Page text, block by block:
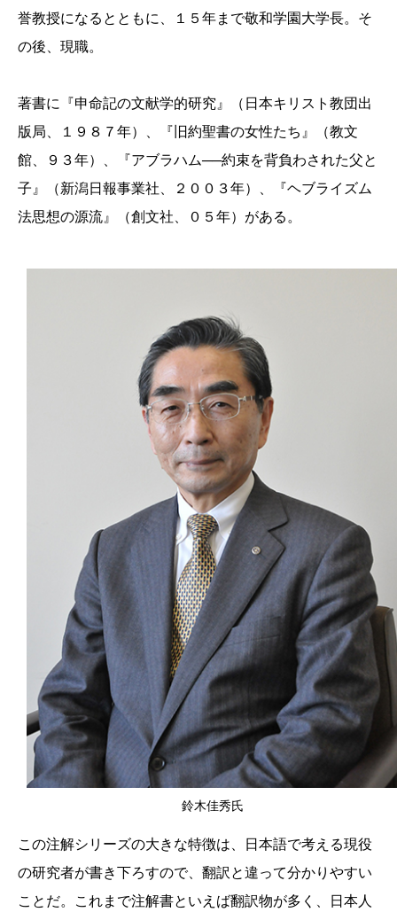
誉教授になるとともに、１５年まで敬和学園大学長。そ
の後、現職。
著書に『申命記の文献学的研究』（日本キリスト教団出
版局、１９８７年）、『旧約聖書の女性たち』（教文
館、９３年）、『アブラハム──約束を背負わされた父と
子』（新潟日報事業社、２００３年）、『ヘブライズム
法思想の源流』（創文社、０５年）がある。
鈴木佳秀氏
この注解シリーズの大きな特徴は、日本語で考える現役
の研究者が書き下ろすので、翻訳と違って分かりやすい
ことだ。これまで注解書といえば翻訳物が多く、日本人